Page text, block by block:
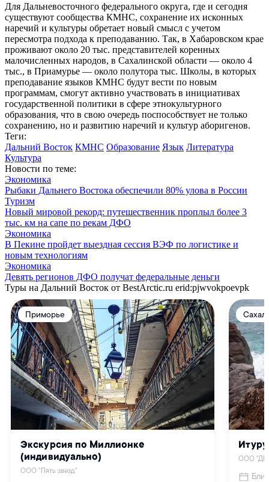
Для Дальневосточного федерального округа, где и сегодня
существуют сообщества КМНС, сохранение их исконных
наречий и культуры обретает новый смысл с учетом
пересмотра подхода к преподаванию. Так, в Хабаровском крае
проживают около 20 тыс. представителей коренных
малочисленных народов, в Сахалинской области — около 4
тыс., в Приамурье — около полутора тыс. Школы, в которых
преподавание языков КМНС будут вести по новым
программам, смогут активно участвовать в инициативах
государственной политики в сфере этнокультурного
образования, что в свою очередь поспособствует не только
сохранению, но и развитию наречий и культур аборигенов.
Теги:
Дальний Восток КМНС Образование Язык Литература
Культура
Новости по теме:
Экономика
Рыбаки Дальнего Востока обеспечили 80% улова в России
Туризм
Новый мировой рекорд: путешественник проплыл более 3
тыс. км на сапе по рекам ДФО
Экономика
В Пекине пройдет выездная сессия ВЭФ по логистике и
новым технологиям
Экономика
Девять регионов ДФО получат федеральные деньги
Туры на Дальний Восток от BestArctic.ru erid:pjwvokpoevpk